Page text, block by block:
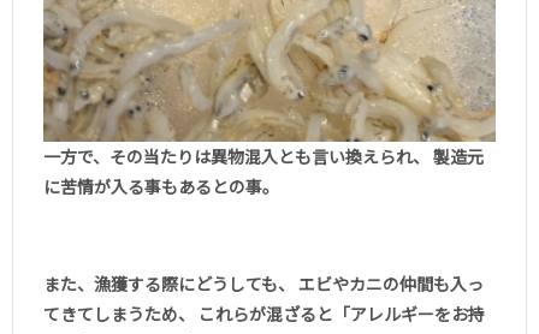
一方で、その当たりは異物混入とも言い換えられ、 製造元
に苦情が入る事もあるとの事。
また、漁獲する際にどうしても、 エビやカニの仲間も入っ
てきてしまうため、 これらが混ざると「アレルギーをお持